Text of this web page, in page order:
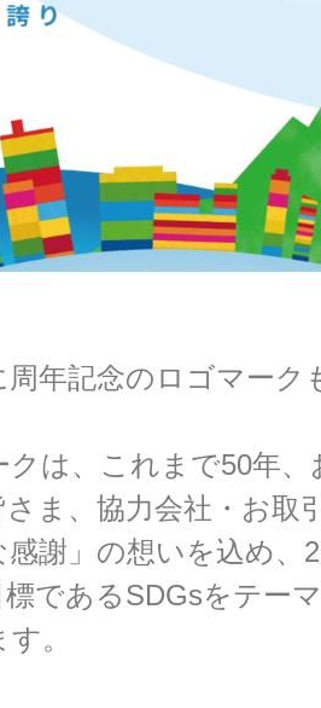
周年記念のロゴマーク
クは、これまで50年
ま、協力会社・お取
謝」の想いを込め、
であるSDGsをテー
。